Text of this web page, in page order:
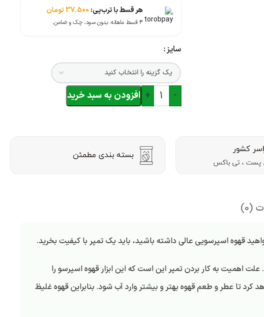
هر قسط با ترب‌پی: 37.500تومان
۴ قسط ماهانه. بدون سود، چک و ضامن.
سایز
-
+ افزودن به سبد خرید
(0)
قهوه اسپرسویی عالی داشته باشید، باید یک تمپر با کیفیت بخرید.
اهمیت به کار بردن تمپر این است که این ابزار قهوه اسپرسو را
تا عطر و طعم قهوه بهتر و بیشتر وارد آب شود. بنابراین قهوه غلیظ